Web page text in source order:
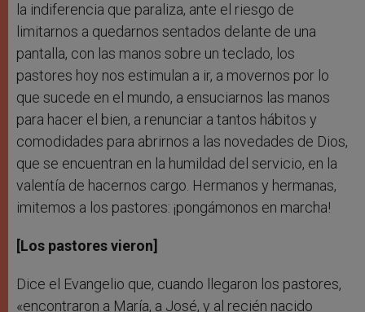
la indiferencia que paraliza, ante el riesgo de
limitarnos a quedarnos sentados delante de una
pantalla, con las manos sobre un teclado, los
pastores hoy nos estimulan a ir, a movernos por lo
que sucede en el mundo, a ensuciarnos las manos
para hacer el bien, a renunciar a tantos hábitos y
comodidades para abrirnos a las novedades de Dios,
que se encuentran en la humildad del servicio, en la
valentía de hacernos cargo. Hermanos y hermanas,
imitemos a los pastores: ¡pongámonos en marcha!
[Los pastores vieron]
Dice el Evangelio que, cuando llegaron los pastores,
«encontraron a María, a José, y al recién nacido